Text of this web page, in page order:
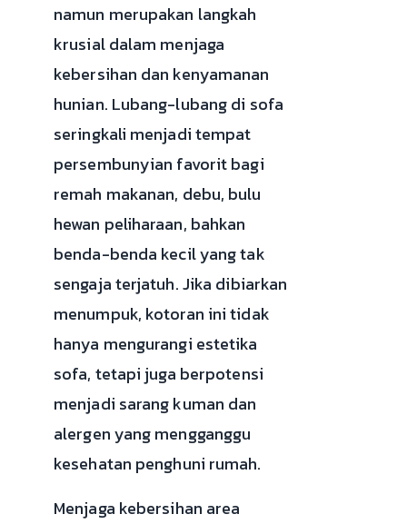
namun merupakan langkah
krusial dalam menjaga
kebersihan dan kenyamanan
hunian. Lubang-lubang di sofa
seringkali menjadi tempat
persembunyian favorit bagi
remah makanan, debu, bulu
hewan peliharaan, bahkan
benda-benda kecil yang tak
sengaja terjatuh. Jika dibiarkan
menumpuk, kotoran ini tidak
hanya mengurangi estetika
sofa, tetapi juga berpotensi
menjadi sarang kuman dan
alergen yang mengganggu
kesehatan penghuni rumah.
Menjaga kebersihan area